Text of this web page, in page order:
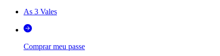
As 3 Vales
Comprar meu passe